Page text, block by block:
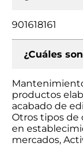
901618161
¿Cuáles
productos
acabado de
Otros tipos de
en
mercados,